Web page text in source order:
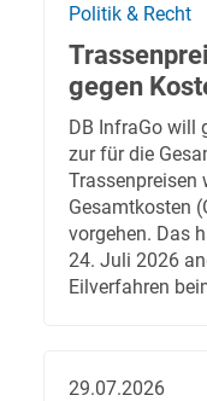
Politik & Recht
gegen
DB InfraGo will
zur für die
Trassenpreisen
Gesamtkosten
vorgehen. Das
24. Juli 2026
Eilverfahren
29.07.2026